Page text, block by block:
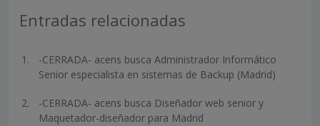
Entradas relacionadas
-CERRADA- acens busca Administrador Informático
Senior especialista en sistemas de Backup (Madrid)
-CERRADA- acens busca Diseñador web senior y
Maquetador-diseñador para Madrid